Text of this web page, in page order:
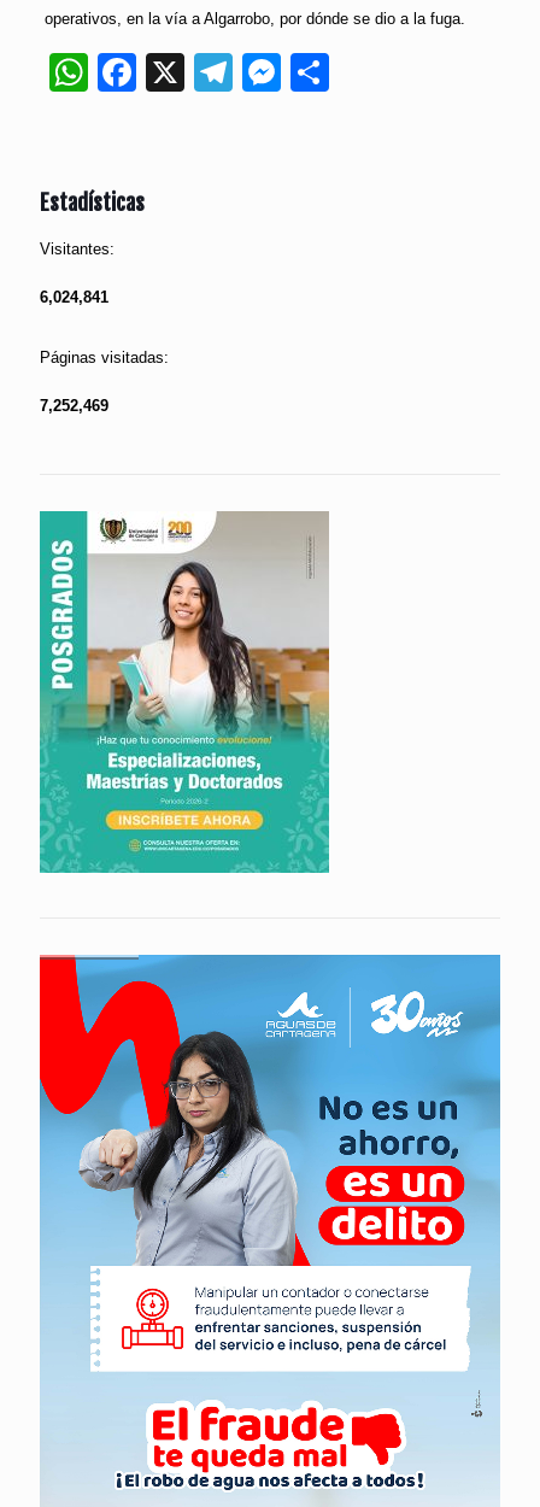
operativos, en la vía a Algarrobo, por dónde se dio a la fuga.
WhatsApp
Facebook
X Telegram
Messenger
Estadísticas
Visitantes:
6,024,841
Páginas visitadas:
7,252,469